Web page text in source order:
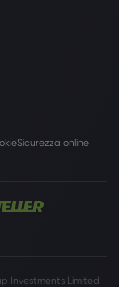
Sicurezza online
Investments Limited